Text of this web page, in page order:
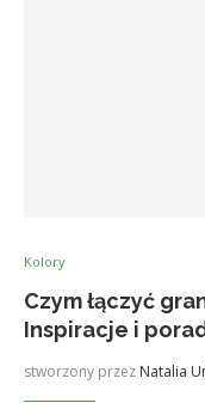
Kolory
Czym łączyć
Inspiracje i
stworzony przez Natalia